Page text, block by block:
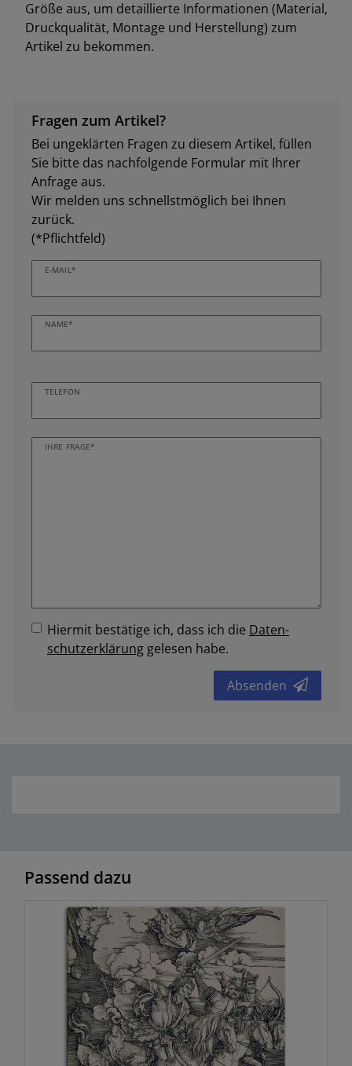
Größe aus, um detaillierte Informationen (Material,
Druckqualität, Montage und Herstellung) zum
Artikel zu bekommen.
Fragen zum Artikel?
Bei ungeklärten Fragen zu diesem Artikel, füllen
Sie bitte das nachfolgende Formular mit Ihrer
Anfrage aus.
Wir melden uns schnellstmöglich bei Ihnen
zurück.
(*Pflichtfeld)
E-MAIL*
NAME*
TELEFON
IHRE FRAGE*
Hiermit bestätige ich, dass ich die Daten­
schutz­erklärung gelesen habe.
Absenden
Passend dazu